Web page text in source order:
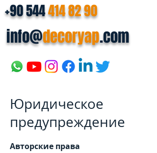
+90 544414 82 90
info@decoryap.com
Юридическое
предупреждение
Авторские права